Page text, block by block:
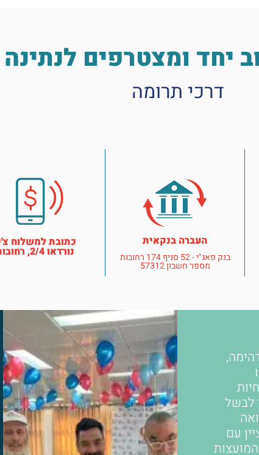
יחד ומצטרפים לנתינה
דרכי תרומה
העברה בנקאית
בנק פאג"י - 52 סניף 174 רחובות
מספר חשבון 57312
כתובת למשלוח
נורדאו 2/4, רחובות
לבשל
עם